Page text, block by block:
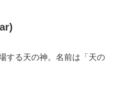
する天の神。名前は「天の